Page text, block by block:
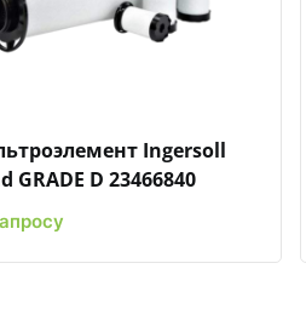
Быстрый просмотрДобавить к сравнениюДобавить в избранное
Ingersoll
GRADE D 23466840